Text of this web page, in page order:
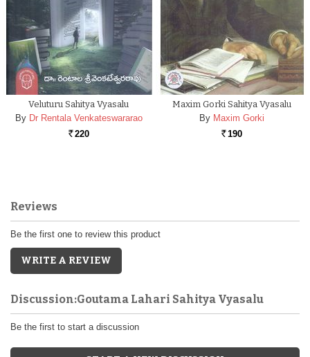
Veluturu Sahitya Vyasalu
By Dr Rentala Venkateswararao
Rs. 220
Maxim Gorki Sahitya Vyasalu
By Maxim Gorki
Rs. 190
Reviews
Be the first one to review this product
WRITE A REVIEW
Discussion:Goutama Lahari Sahitya Vyasalu
Be the first to start a discussion